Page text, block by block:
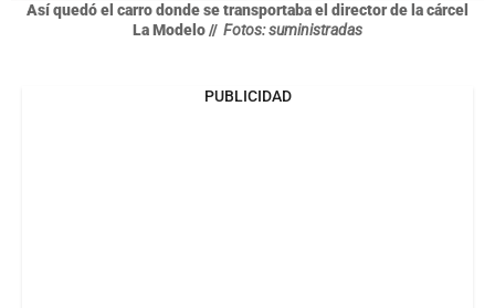
Así quedó el carro donde se transportaba el director de la cárcel
La Modelo // Fotos: suministradas
PUBLICIDAD